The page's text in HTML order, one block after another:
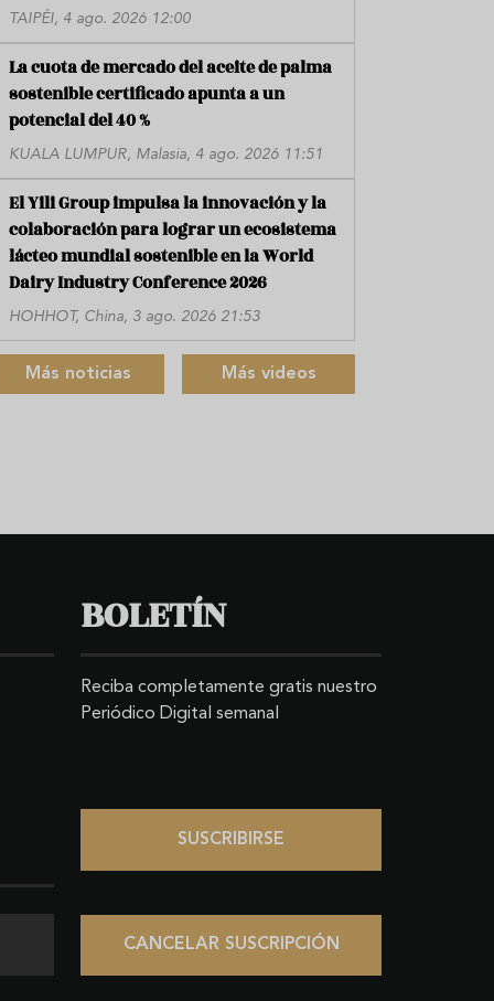
TAIPÉI, 4 ago. 2026 12:00
La cuota de mercado del aceite de palma
sostenible certificado apunta a un
potencial del 40 %
KUALA LUMPUR, Malasia, 4 ago. 2026 11:51
El Yili Group impulsa la innovación y la
colaboración para lograr un ecosistema
lácteo mundial sostenible en la World
Dairy Industry Conference 2026
HOHHOT, China, 3 ago. 2026 21:53
Más noticias Más videos
BOLETÍN
Reciba completamente gratis nuestro
Periódico Digital semanal
SUSCRIBIRSE
CANCELAR SUSCRIPCIÓN